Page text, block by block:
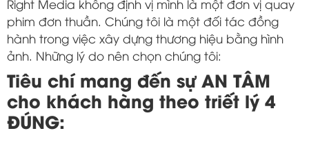
Right Media không định vị mình là một đơn vị quay
phim đơn thuần. Chúng tôi là một đối tác đồng
hành trong việc xây dựng thương hiệu bằng hình
ảnh. Những lý do nên chọn chúng tôi:
Tiêu chí mang đến sự AN TÂM
cho khách hàng theo triết lý 4
ĐÚNG: